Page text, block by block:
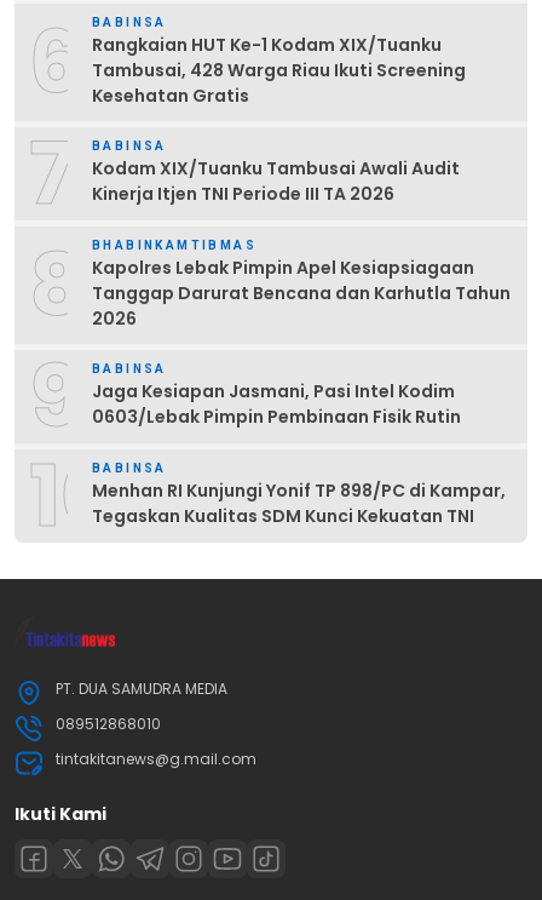
6 BABINSA
Rangkaian HUT Ke-1 Kodam XIX/Tuanku
Tambusai, 428 Warga Riau Ikuti Screening
Kesehatan Gratis
7 BABINSA
Kodam XIX/Tuanku Tambusai Awali Audit
Kinerja Itjen TNI Periode III TA 2026
8 BHABINKAMTIBMAS
Kapolres Lebak Pimpin Apel Kesiapsiagaan
Tanggap Darurat Bencana dan Karhutla Tahun
2026
9 BABINSA
Jaga Kesiapan Jasmani, Pasi Intel Kodim
0603/Lebak Pimpin Pembinaan Fisik Rutin
10BABINSA
Menhan RI Kunjungi Yonif TP 898/PC di Kampar,
Tegaskan Kualitas SDM Kunci Kekuatan TNI
PT. DUA SAMUDRA MEDIA
089512868010
tintakitanews@g.mail.com
Ikuti Kami